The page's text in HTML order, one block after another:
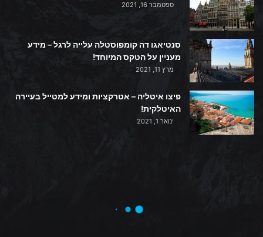
ספטמבר 16, 2021
סנטיאגו דה קומפוסטלה עלייה לרגל – מידע
מעניין על הטקס המיוחד!
מרץ 11, 2021
פיצו איטליה – אטרקציות ומידע למטייל בעיירה
האיטלקית!
ינואר 1, 2021